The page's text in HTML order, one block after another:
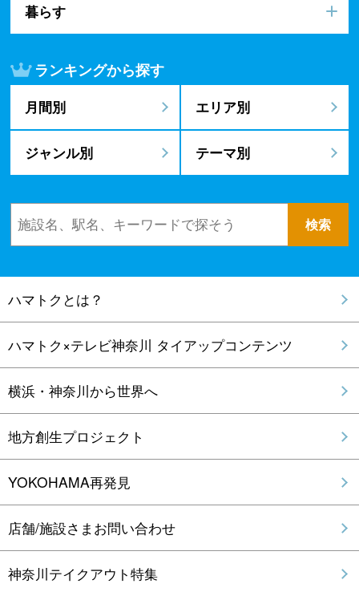
暮らす
ランキングから探す
月間別 エリア別
ジャンル別 テーマ別
ハマトクとは？
ハマトク×テレビ神奈川 タイアップコンテンツ
横浜・神奈川から世界へ
地方創生プロジェクト
YOKOHAMA再発見
店舗/施設さまお問い合わせ
神奈川テイクアウト特集